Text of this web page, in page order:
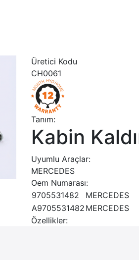
Üretici Kodu
CH0061
Tanım:
Kabin
Uyumlu Araçlar:
MERCEDES
Oem Numarası:
9705531482
MERCEDES
A9705531482 MERCEDES
Özellikler: